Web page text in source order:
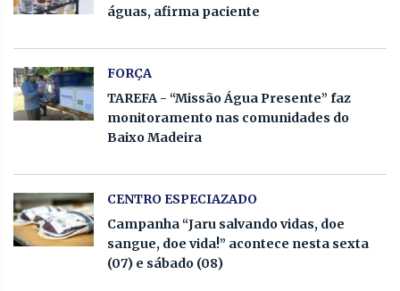
águas, afirma paciente
FORÇA
TAREFA - “Missão Água Presente” faz
monitoramento nas comunidades do
Baixo Madeira
CENTRO ESPECIAZADO
Campanha “Jaru salvando vidas, doe
sangue, doe vida!” acontece nesta sexta
(07) e sábado (08)